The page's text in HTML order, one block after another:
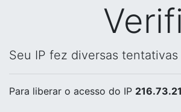
Seu IP fez diversas
Para liberar o acesso do IP